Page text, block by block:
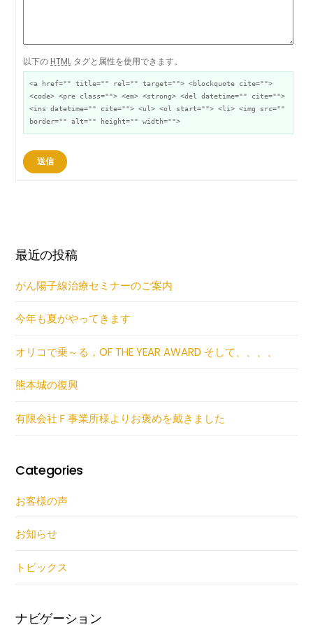
以下の HTML タグと属性を使用できます。
<a href="" title="" rel="" target=""> <blockquote cite="">
<code> <pre class=""> <em> <strong> <del datetime="" cite="">
<ins datetime="" cite=""> <ul> <ol start=""> <li> <img src=""
border="" alt="" height="" width="">
送信
最近の投稿
がん陽子線治療セミナーのご案内
今年も夏がやってきます
オリコで乗～る，OF THE YEAR AWARD そして、、、、
熊本城の復興
有限会社Ｆ事業所様よりお褒めを戴きました
Categories
お客様の声
お知らせ
トピックス
ナビゲーション